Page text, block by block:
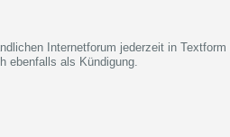
Internetforum jederzeit in
ebenfalls als Kündigung.